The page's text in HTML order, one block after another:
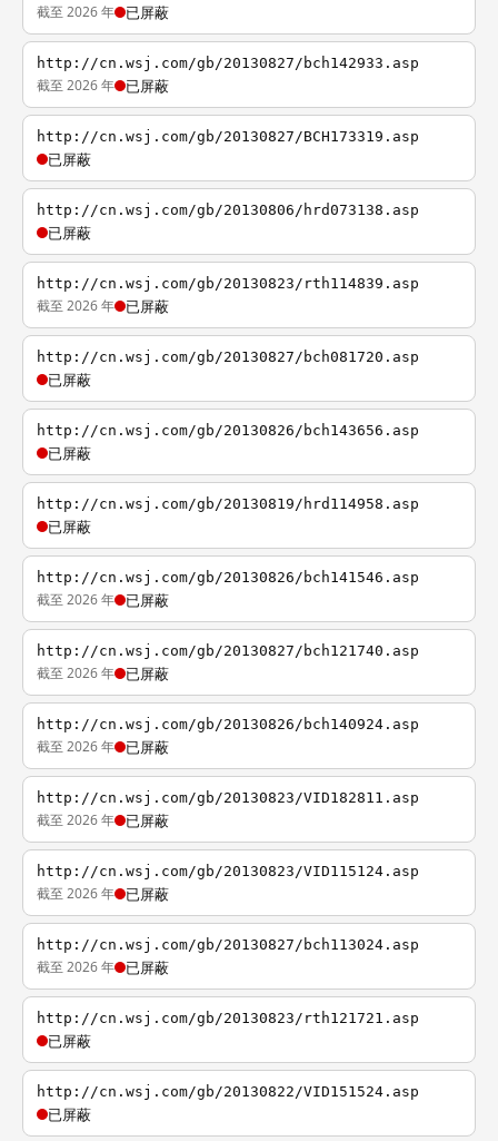
截至 2026 年 已屏蔽
http://cn.wsj.com/gb/20130827/bch142933.asp
截至 2026 年 已屏蔽
http://cn.wsj.com/gb/20130827/BCH173319.asp
已屏蔽
http://cn.wsj.com/gb/20130806/hrd073138.asp
已屏蔽
http://cn.wsj.com/gb/20130823/rth114839.asp
截至 2026 年 已屏蔽
http://cn.wsj.com/gb/20130827/bch081720.asp
已屏蔽
http://cn.wsj.com/gb/20130826/bch143656.asp
已屏蔽
http://cn.wsj.com/gb/20130819/hrd114958.asp
已屏蔽
http://cn.wsj.com/gb/20130826/bch141546.asp
截至 2026 年 已屏蔽
http://cn.wsj.com/gb/20130827/bch121740.asp
截至 2026 年 已屏蔽
http://cn.wsj.com/gb/20130826/bch140924.asp
截至 2026 年 已屏蔽
http://cn.wsj.com/gb/20130823/VID182811.asp
截至 2026 年 已屏蔽
http://cn.wsj.com/gb/20130823/VID115124.asp
截至 2026 年 已屏蔽
http://cn.wsj.com/gb/20130827/bch113024.asp
截至 2026 年 已屏蔽
http://cn.wsj.com/gb/20130823/rth121721.asp
已屏蔽
http://cn.wsj.com/gb/20130822/VID151524.asp
已屏蔽